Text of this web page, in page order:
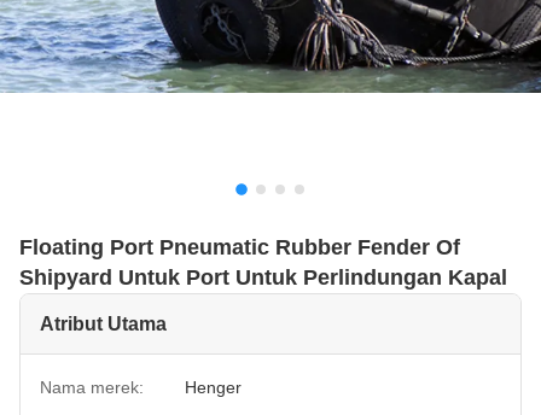
Floating Port Pneumatic Rubber Fender Of
Shipyard Untuk Port Untuk Perlindungan Kapal
Atribut Utama
Nama merek:
Henger